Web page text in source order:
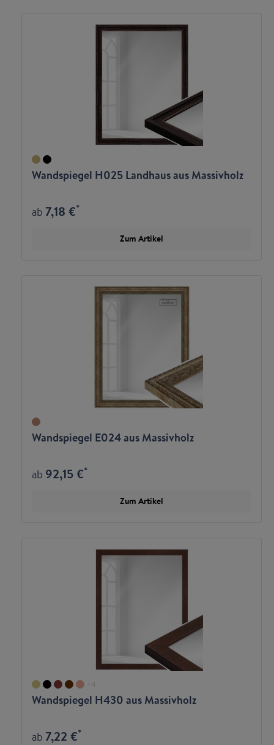
Wandspiegel H025 Landhaus aus Massivholz
ab 7,18 €*
Zum Artikel
Wandspiegel E024 aus Massivholz
ab 92,15 €*
Zum Artikel
+4
Wandspiegel H430 aus Massivholz
ab 7,22 €*